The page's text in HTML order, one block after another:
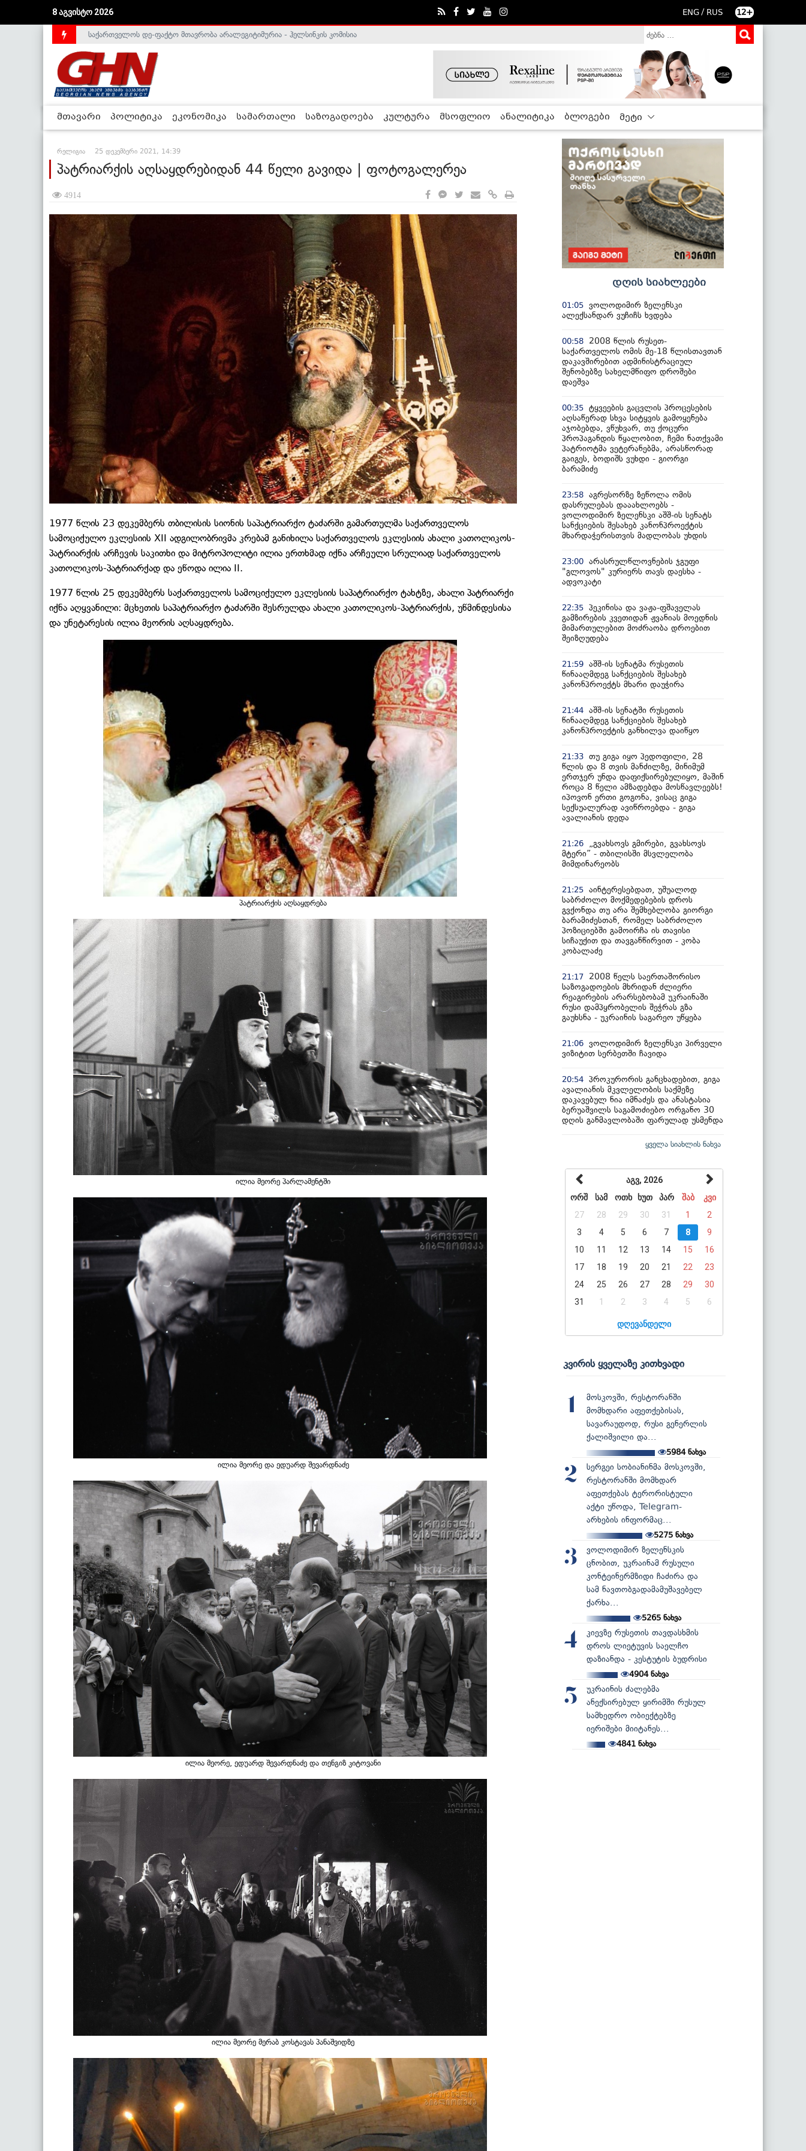
8 აგვისტო 2026 ENG / RUS 12+
მთავარი პოლიტიკა ეკონომიკა სამართალი საზოგადოება კულტურა მსოფლიო ანალიტიკა ბლოგები მეტი
რელიგია 25 დეკემბერი 2021, 14:39
პატრიარქის აღსაყდრებიდან 44 წელი გავიდა | ფოტოგალერეა
4914
1977 წლის 23 დეკემბერს თბილისის სიონის საპატრიარქო ტაძარში გამართულმა საქართველოს
სამოციქულო ეკლესიის XII ადგილობრივმა კრებამ განიხილა საქართველოს ეკლესიის ახალი კათოლიკოს-
პატრიარქის არჩევის საკითხი და მიტროპოლიტი ილია ერთხმად იქნა არჩეული სრულიად საქართველოს
კათოლიკოს-პატრიარქად და ეწოდა ილია II.
1977 წლის 25 დეკემბერს საქართველოს სამოციქულო ეკლესიის საპატრიარქო ტახტზე, ახალი პატრიარქი
იქნა აღყვანილი: მცხეთის საპატრიარქო ტაძარში შესრულდა ახალი კათოლიკოს-პატრიარქის, უწმინდესისა
და უნეტარესის ილია მეორის აღსაყდრება.
პატრიარქის აღსაყდრება
ილია მეორე პარლამენტში
ილია მეორე და ედუარდ შევარდნაძე
ილია მეორე, ედუარდ შევარდნაძე და თენგიზ კიტოვანი
ილია მეორე მერაბ კოსტავას პანაშვიდზე
დღის სიახლეები
01:05 ვოლოდიმირ ზელენსკი
ალექსანდარ ვუჩიჩს ხვდება
00:58
2008 წლის რუსეთ-
საქართველოს ომის მე-18 წლისთავთან
დაკავშირებით ადმინისტრაციულ
შენობებზე სახელმწიფო დროშები
დაეშვა
00:35 ტყვეების გაცვლის პროცესების
აღსაწერად სხვა სიტყვის გამოყენება
აჯობებდა, ვწუხვარ, თუ ქოცური
პროპაგანდის წყალობით, ჩემი ნათქვამი
პატრიოტმა ვეტერანებმა, არასწორად
გაიგეს, ბოდიშს ვუხდი - გიორგი
ბარამიძე
23:58 აგრესორზე ზეწოლა ომის
დასრულებას დააახლოებს -
ვოლოდიმირ ზელენსკი აშშ-ის სენატს
სანქციების შესახებ კანონპროექტის
მხარდაჭერისთვის მადლობას უხდის
23:00 არასრულწლოვნების ჯგუფი
"გლოვოს" კურიერს თავს დაესხა -
ადვოკატი
22:35 პეკინისა და ვაჟა-ფშაველას
გამზირების კვეთიდან ჟვანიას მოედნის
მიმართულებით მოძრაობა დროებით
შეიზღუდება
21:59 აშშ-ის სენატმა რუსეთის
წინააღმდეგ სანქციების შესახებ
კანონპროექტს მხარი დაუჭირა
21:44 აშშ-ის სენატში რუსეთის
წინააღმდეგ სანქციების შესახებ
კანონპროექტის განხილვა დაიწყო
21:33 თუ გიგა იყო პედოფილი, 28
წლის და 8 თვის მანძილზე, მინიმუმ
ერთჯერ უნდა დაფიქსირებულიყო, მაშინ
როცა 8 წელი ამზადებდა მოსწავლეებს!
იპოვონ ერთი გოგონა, ვისაც გიგა
სექსუალურად ავიწროებდა - გიგა
ავალიანის დედა
21:26
„გვახსოვს გმირები, გვახსოვს
მტერი” - თბილისში მსვლელობა
მიმდინარეობს
21:25 აინტერესებდათ, უშუალოდ
საბრძოლო მოქმედებების დროს
გვქონდა თუ არა შემხებლობა გიორგი
ბარამიძესთან, რომელ საბრძოლო
პოზიციებში გამოირჩა ის თავისი
სიჩაუქით და თავგანწირვით - კობა
კობალაძე
21:17
2008 წელს საერთაშორისო
საზოგადოების მხრიდან ძლიერი
რეაგირების არარსებობამ უკრაინაში
რუსი დამპყრობელის შეჭრას გზა
გაუხსნა - უკრაინის საგარეო უწყება
21:06 ვოლოდიმირ ზელენსკი პირველი
ვიზიტით სერბეთში ჩავიდა
20:54 პროკურორის განცხადებით, გიგა
ავალიანის მკვლელობის საქმეზე
დაკავებულ ნია იმნაძეს და ანასტასია
ბერუაშვილს საგამოძიებო ორგანო 30
დღის განმავლობაში ფარულად უსმენდა
ყველა სიახლის ნახვა
აგვ, 2026
ორშ
სამ ოთხ ხუთ პარ შაბ
კვი
27
28 29 30 31 1
2
3
4 5 6 7 8
9
10
11 12 13 14 15
16
17
18 19 20 21 22
23
24
25 26 27 28 29
30
31
1 2 3 4 5 6
დღევანდელი
კვირის ყველაზე კითხვადი
1
მოსკოვში, რესტორანში
მომხდარი აფეთქებისას,
სავარაუდოდ, რუსი გენერლის
ქალიშვილი და...
5984ნახვა
2
სერგეი სობიანინმა მოსკოვში,
რესტორანში მომხდარ
აფეთქებას ტერორისტული
აქტი უწოდა, Telegram-
არხების ინფორმაც...
5275 ნახვა
3
ვოლოდიმირ ზელენსკის
ცნობით, უკრაინამ რუსული
კონტეინერმზიდი ჩაძირა და
სამ ნავთობგადამამუშავებელ
ქარხა...
5265ნახვა
4
კიევზე რუსეთის თავდასხმის
დროს ლიეტუვის საელჩო
დაზიანდა - კესტუტის ბუდრისი
4904ნახვა
5
უკრაინის ძალებმა
ანექსირებულ ყირიმში რუსულ
სამხედრო ობიექტებზე
იერიშები მიიტანეს...
4841 ნახვა